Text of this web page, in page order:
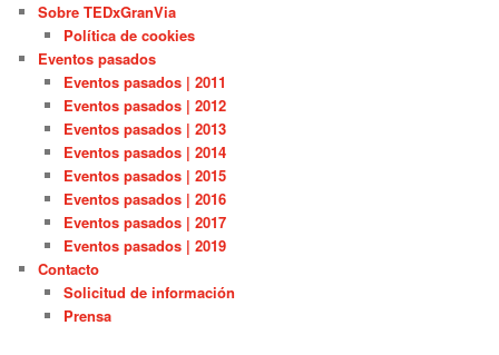
Sobre TEDxGranVia
Política de cookies
Eventos pasados
Eventos pasados | 2011
Eventos pasados | 2012
Eventos pasados | 2013
Eventos pasados | 2014
Eventos pasados | 2015
Eventos pasados | 2016
Eventos pasados | 2017
Eventos pasados | 2019
Contacto
Solicitud de información
Prensa